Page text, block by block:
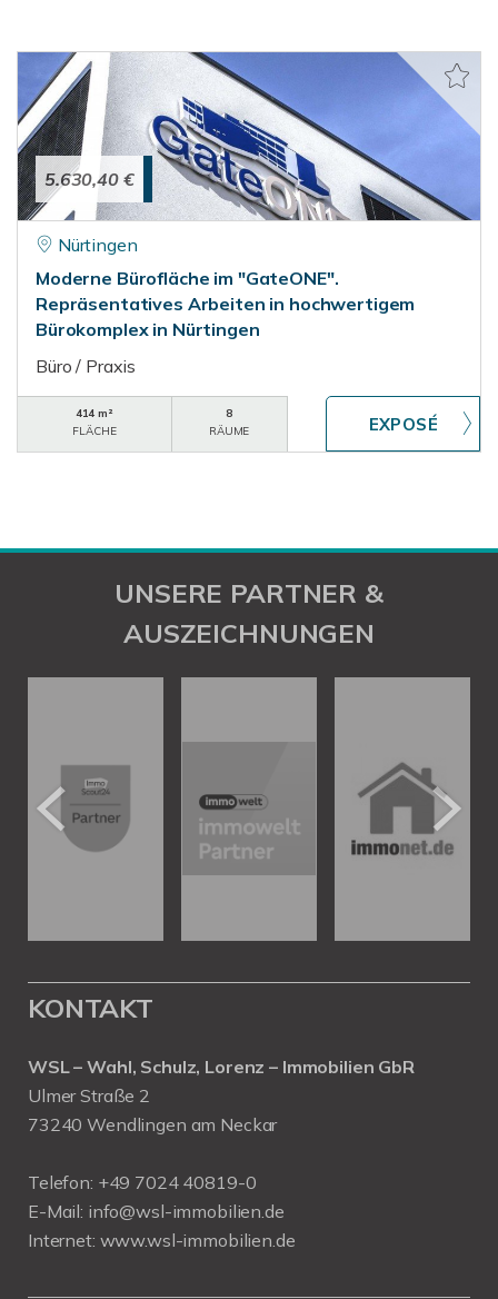
5.630,40 €
Nürtingen
Moderne Bürofläche im "GateONE".
Repräsentatives Arbeiten in hochwertigem
Bürokomplex in Nürtingen
Büro / Praxis
414 m²
FLÄCHE
8
RÄUME
UNSERE PARTNER &
AUSZEICHNUNGEN
KONTAKT
WSL – Wahl, Schulz, Lorenz – Immobilien GbR
Ulmer Straße 2
73240 Wendlingen am Neckar
Telefon: +49 7024 40819-0
E-Mail: info@wsl-immobilien.de
Internet: www.wsl-immobilien.de